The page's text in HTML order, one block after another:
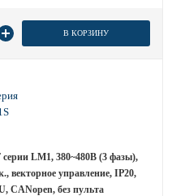
В КОРЗИНУ
LM1, 380~480B (3 фазы),
векторное управление, IP20,
CANopen, без пульта